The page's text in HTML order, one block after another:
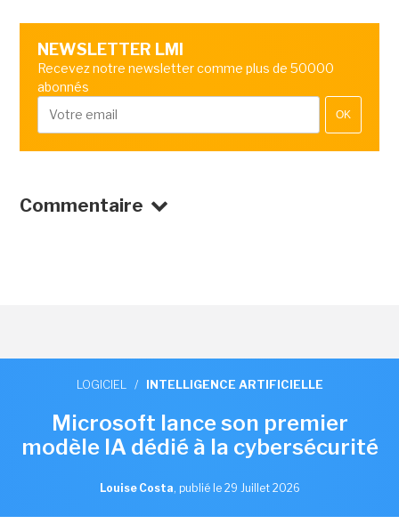
NEWSLETTER LMI
Recevez notre newsletter comme plus de 50000
abonnés
OK
Commentaire
LOGICIEL / INTELLIGENCE ARTIFICIELLE
Microsoft lance son premier
modèle IA dédié à la cybersécurité
Louise Costa, publié le 29 Juillet 2026